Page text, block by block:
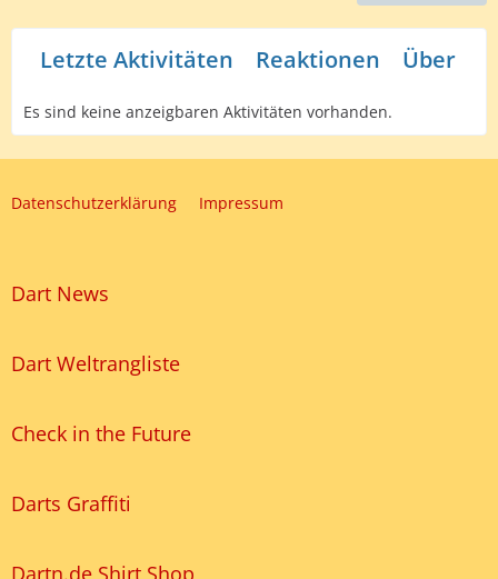
Letzte Aktivitäten Reaktionen Über
Es sind keine anzeigbaren Aktivitäten vorhanden.
Datenschutzerklärung Impressum
Dart News
Dart Weltrangliste
Check in the Future
Darts Graffiti
Dartn.de Shirt Shop